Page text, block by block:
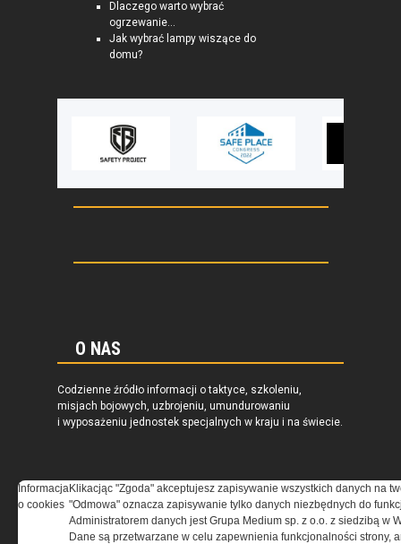
Dlaczego warto wybrać
ogrzewanie...
Jak wybrać lampy wiszące do
domu?
O NAS
Codzienne źródło informacji o taktyce, szkoleniu,
misjach bojowych, uzbrojeniu, umundurowaniu
i wyposażeniu jednostek specjalnych w kraju i na świecie.
REGULAMIN
Informacja
o cookies
Klikacjąc "Zgoda" akceptujesz zapisywanie wszystkich danych na
"Odmowa" oznacza zapisywanie tylko danych niezbędnych do
Administratorem danych jest Grupa Medium sp. z o.o. z siedzibą w
Dane są przetwarzane w celu zapewnienia funkcjonalności strony,